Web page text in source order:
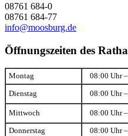
08761 684-0
08761 684-77
info@moosburg.de
Öffnungszeiten des
Montag 08:00 Uhr
Dienstag 08:00 Uhr
Mittwoch 08:00 Uhr
Donnerstag 08:00 Uhr